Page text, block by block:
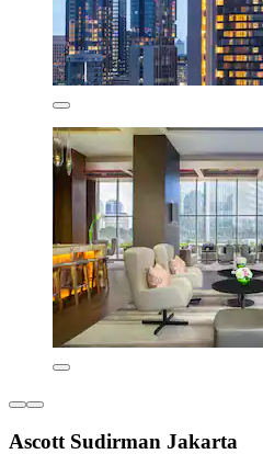
Ascott Sudirman Jakarta